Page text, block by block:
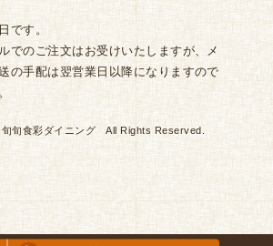
です。
でのご注文はお受けいたしますが、メ
の手配は翌営業日以降になりますので
旬食彩ダイニング All Rights Reserved.